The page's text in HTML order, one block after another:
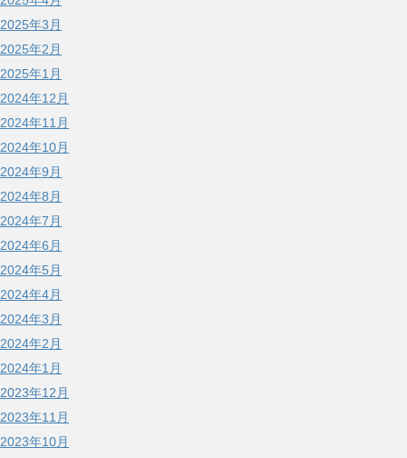
2025年3月
2025年2月
2025年1月
2024年12月
2024年11月
2024年10月
2024年9月
2024年8月
2024年7月
2024年6月
2024年5月
2024年4月
2024年3月
2024年2月
2024年1月
2023年12月
2023年11月
2023年10月